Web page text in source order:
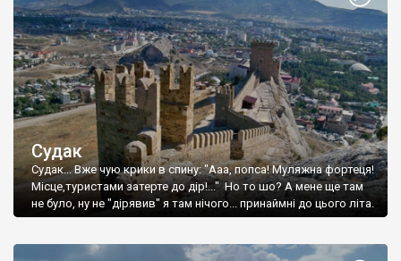
Судак
Судак... Вже чую крики в спину: "Ааа, попса! Муляжна фортеця!
Місце,туристами затерте до дір!..." Но то шо? А мене ще там
не було, ну не "дірявив" я там нічого... принаймні до цього літа.